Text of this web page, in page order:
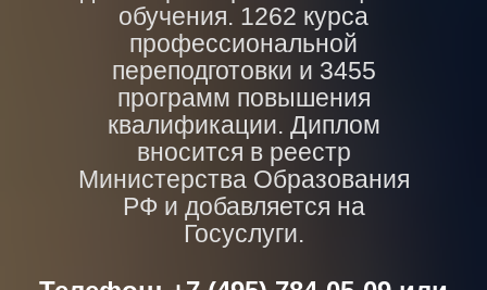
обучения. 1262 курса
профессиональной
переподготовки и 3455
программ повышения
квалификации. Диплом
вносится в реестр
Министерства Образования
РФ и добавляется на
Госуслуги.